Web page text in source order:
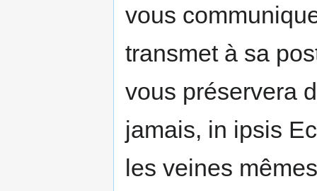
vous
transmet à sa
vous préservera
jamais, in ipsis
les veines